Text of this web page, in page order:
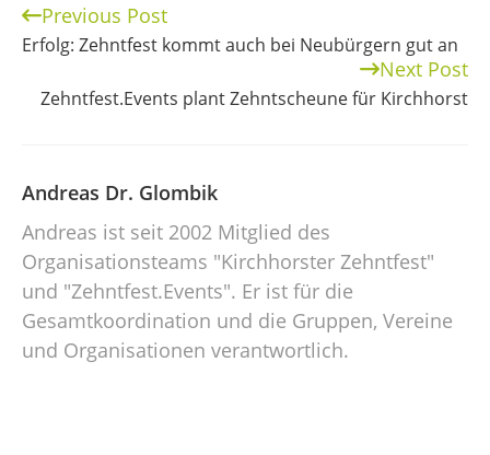
Continue
Reading
Previous Post
Erfolg: Zehntfest kommt auch bei Neubürgern gut an
Next Post
Zehntfest.Events plant Zehntscheune für Kirchhorst
Andreas Dr. Glombik
Andreas ist seit 2002 Mitglied des
Organisationsteams "Kirchhorster Zehntfest"
und "Zehntfest.Events". Er ist für die
Gesamtkoordination und die Gruppen, Vereine
und Organisationen verantwortlich.